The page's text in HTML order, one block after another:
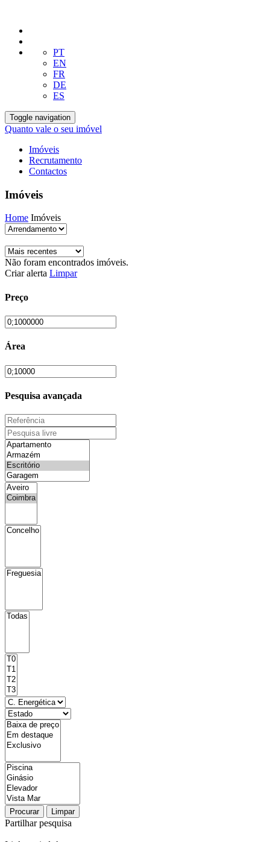
PT
EN
FR
DE
ES
Toggle navigation
Quanto vale o seu imóvel
Imóveis
Recrutamento
Contactos
Imóveis
Home Imóveis
Não foram encontrados imóveis.
Criar alerta Limpar
Preço
Área
Pesquisa avançada
Procurar Limpar
Partilhar pesquisa